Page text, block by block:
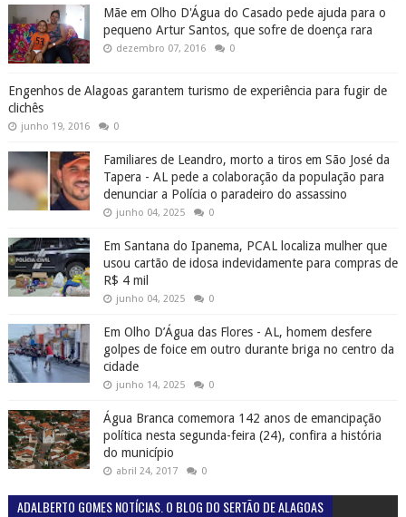
Mãe em Olho D'Água do Casado pede ajuda para o
pequeno Artur Santos, que sofre de doença rara
dezembro 07, 2016 0
Engenhos de Alagoas garantem turismo de experiência para fugir de
clichês
junho 19, 2016 0
Familiares de Leandro, morto a tiros em São José da
Tapera - AL pede a colaboração da população para
denunciar a Polícia o paradeiro do assassino
junho 04, 2025 0
Em Santana do Ipanema, PCAL localiza mulher que
usou cartão de idosa indevidamente para compras de
R$ 4 mil
junho 04, 2025 0
Em Olho D’Água das Flores - AL, homem desfere
golpes de foice em outro durante briga no centro da
cidade
junho 14, 2025 0
Água Branca comemora 142 anos de emancipação
política nesta segunda-feira (24), confira a história
do município
abril 24, 2017 0
ADALBERTO GOMES NOTÍCIAS. O BLOG DO SERTÃO DE ALAGOAS